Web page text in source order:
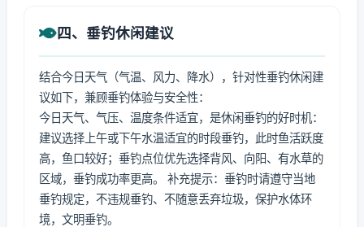
四、垂钓休闲建议
结合今日天气（气温、风力、降水），针对性垂钓休闲建
议如下，兼顾垂钓体验与安全性：
今日天气、气压、温度条件适宜，是休闲垂钓的好时机：
建议选择上午或下午水温适宜的时段垂钓，此时鱼活跃度
高，鱼口较好；垂钓点位优先选择背风、向阳、有水草的
区域，垂钓成功率更高。 补充提示：垂钓时请遵守当地
垂钓规定，不违规垂钓、不随意丢弃垃圾，保护水体环
境，文明垂钓。